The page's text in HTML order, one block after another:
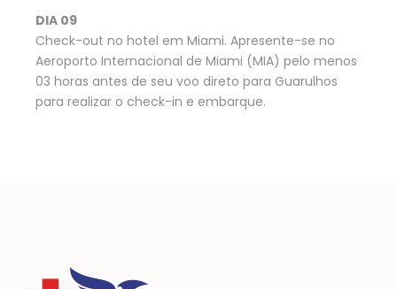
DIA 09
Check-out no hotel em Miami. Apresente-se no
Aeroporto Internacional de Miami (MIA) pelo menos
03 horas antes de seu voo direto para Guarulhos
para realizar o check-in e embarque.